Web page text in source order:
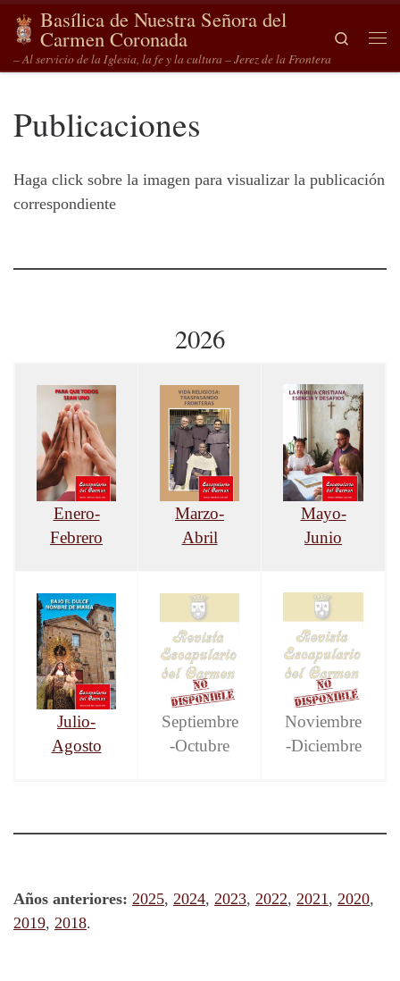
Saltar al contenido
Basílica de Nuestra Señora del
Carmen Coronada
– Al servicio de la Iglesia, la fe y la cultura – Jerez de la Frontera
Search
Publicaciones
Haga click sobre la imagen para visualizar la publicación
correspondiente
2026
Enero-
Febrero
Marzo-
Abril
Mayo-
Junio
Julio-
Agosto
Septiembre
-Octubre
Noviembre
-Diciembre
Años anteriores: 2025, 2024, 2023, 2022, 2021 , 2020,
2019, 2018.